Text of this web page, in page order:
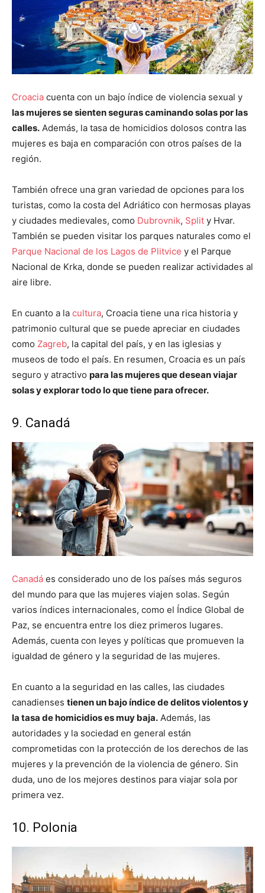
Croacia cuenta con un bajo índice de violencia sexual y
las mujeres se sienten seguras caminando solas por las
calles. Además, la tasa de homicidios dolosos contra las
mujeres es baja en comparación con otros países de la
región.
También ofrece una gran variedad de opciones para los
turistas, como la costa del Adriático con hermosas playas
y ciudades medievales, como Dubrovnik, Split y Hvar.
También se pueden visitar los parques naturales como el
Parque Nacional de los Lagos de Plitvice y el Parque
Nacional de Krka, donde se pueden realizar actividades al
aire libre.
En cuanto a la cultura, Croacia tiene una rica historia y
patrimonio cultural que se puede apreciar en ciudades
como Zagreb, la capital del país, y en las iglesias y
museos de todo el país. En resumen, Croacia es un país
seguro y atractivo para las mujeres que desean viajar
solas y explorar todo lo que tiene para ofrecer.
9. Canadá
Canadá es considerado uno de los países más seguros
del mundo para que las mujeres viajen solas. Según
varios índices internacionales, como el Índice Global de
Paz, se encuentra entre los diez primeros lugares.
Además, cuenta con leyes y políticas que promueven la
igualdad de género y la seguridad de las mujeres.
En cuanto a la seguridad en las calles, las ciudades
canadienses tienen un bajo índice de delitos violentos y
la tasa de homicidios es muy baja. Además, las
autoridades y la sociedad en general están
comprometidas con la protección de los derechos de las
mujeres y la prevención de la violencia de género. Sin
duda, uno de los mejores destinos para viajar sola por
primera vez.
10. Polonia